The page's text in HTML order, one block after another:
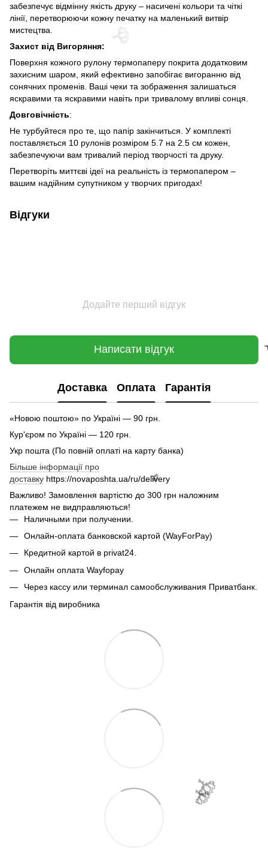
забезпечує відмінну якість друку – насичені кольори та чіткі
лінії, перетворюючи кожну печатку на маленький витвір
мистецтва.
Захист від Вигоряння:
Поверхня кожного рулону термопаперу покрита додатковим
захисним шаром, який ефективно запобігає вигоранню від
сонячних променів. Ваші чеки та зображення залишаться
яскравими та яскравими навіть при тривалому впливі сонця.
Довговічність:
Не турбуйтеся про те, що папір закінчиться. У комплекті
поставляється 10 рулонів розміром 5.7 на 2.5 см кожен,
забезпечуючи вам тривалий період творчості та друку.
Перетворіть миттєві ідеї на реальність із термопапером –
вашим надійним супутником у творчих пригодах!
Відгуки
Додайте перший відгук
Написати відгук
Доставка Оплата Гарантія
«Новою поштою» по Україні — 90 грн.
Кур'єром по Україні — 120 грн.
Укр пошта (По повній оплаті на карту банка)
Більше інформації про
доставку https://novaposhta.ua/ru/delivery
Важливо! Замовлення вартістю до 300 грн наложним
платежем не видправляються!
Наличными при получении.
Онлайн-оплата банковской картой (WayForPay)
Кредитной картой в privat24.
Онлайн оплата Wayfopay
Через кассу или терминал самообслуживания Приватбанк.
Гарантія від виробника
🌹
🌹